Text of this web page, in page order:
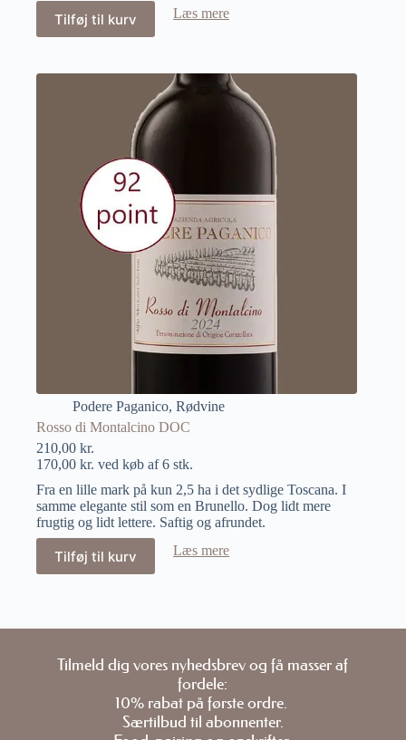
Tilføj til kurv Læs mere
Podere Paganico, Rødvine
Rosso di Montalcino DOC
210,00 kr.
170,00 kr. ved køb af 6 stk.
Fra en lille mark på kun 2,5 ha i det sydlige Toscana. I
samme elegante stil som en Brunello. Dog lidt mere
frugtig og lidt lettere. Saftig og afrundet.
Tilføj til kurv Læs mere
Tilmeld dig vores nyhedsbrev og få masser af
fordele:
10% rabat på første ordre.
Særtilbud til abonnenter.